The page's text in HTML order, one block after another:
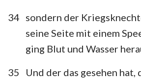
34 sondern der
seine Seite mit einem
ging Blut und Wasser
35
Und der das gesehen hat,